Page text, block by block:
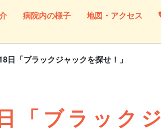
病院内の様子 地図・アクセス
日「ブラックジャックを探せ！」
「ブラックジ